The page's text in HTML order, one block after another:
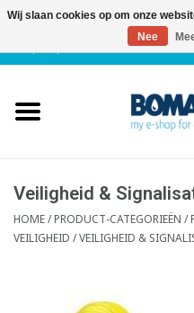
Klantenservice
Blog
Veiligheid &
HOME/PRODUCT-CATEGORIEËN /
VEILIGHEID /VEILIGHEID &
Wij slaan cookies op om onze
Nee